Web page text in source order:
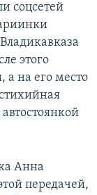
соцсетей
этого
а на его место
Анна
передачей,